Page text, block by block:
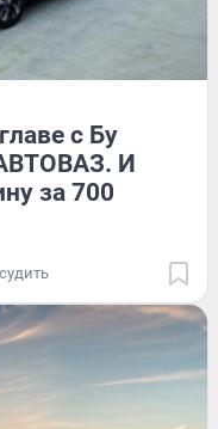
с Бу
И
за 700